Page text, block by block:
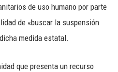
de uso humano por parte
de «buscar la suspensión
medida estatal.
que presenta un recurso